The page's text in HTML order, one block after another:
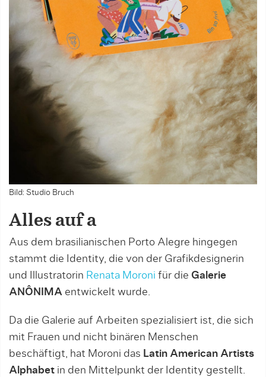
Bild: Studio Bruch
Alles auf a
Aus dem brasilianischen Porto Alegre hingegen
stammt die Identity, die von der Grafikdesignerin
und Illustratorin Renata Moroni für die Galerie
ANÔNIMA entwickelt wurde.
Da die Galerie auf Arbeiten spezialisiert ist, die sich
mit Frauen und nicht binären Menschen
beschäftigt, hat Moroni das Latin American Artists
Alphabet in den Mittelpunkt der Identity gestellt.